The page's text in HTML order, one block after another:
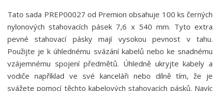
Tato sada PREP00027 od Premion obsahuje 100 ks černých
nylonových stahovacích pásek 7,6 x 540 mm. Tyto extra
pevné stahovací pásky mají vysokou pevnost v tahu.
Použijte je k úhlednému svázání kabelů nebo ke snadnému
vzájemnému spojení předmětů. Úhledně ukryjte kabely a
vodiče například ve své kanceláři nebo dílně tím, že je
svážete pomocí těchto kabelových stahovacích pásků. Navíc